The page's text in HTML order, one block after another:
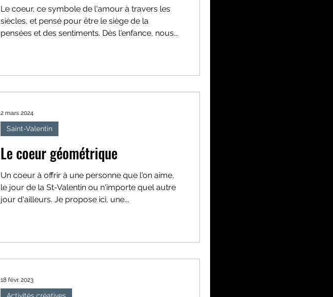
Le coeur, ce symbole de l'amour à travers les
siècles, et pensé pour être le siège de la
pensées et des sentiments. Dès l'enfance, nous...
Le coeur géométrique
Un coeur à offrir à une personne que l'on aime,
le jour de la St-Valentin ou n'importe quel autre
jour d'ailleurs. Je propose ici, une...
Saint-Valentin
2 mars 2024
Activités créatives
18 févr. 2023